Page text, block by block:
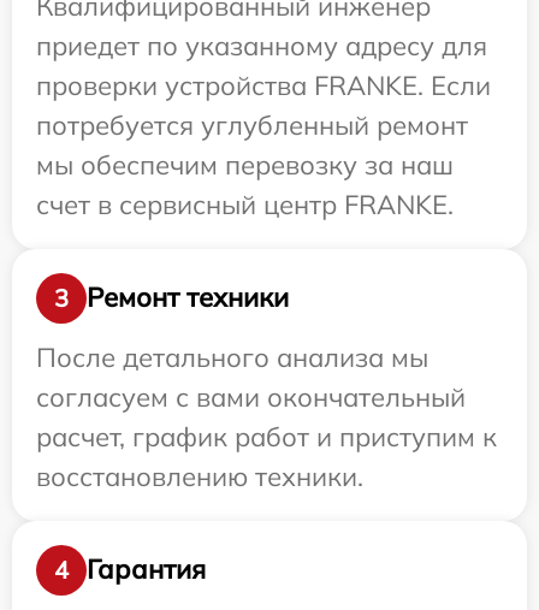
приедет по указанному адресу для
проверки устройства FRANKE. Если
потребуется углубленный ремонт
мы обеспечим перевозку за наш
счет в сервисный центр FRANKE.
3
Ремонт техники
После детального анализа мы
согласуем с вами окончательный
расчет, график работ и приступим к
восстановлению техники.
4
Гарантия